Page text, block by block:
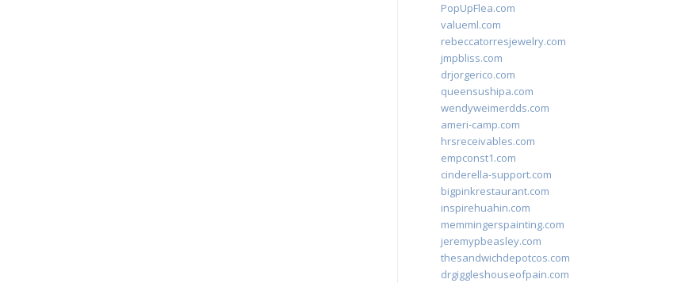
PopUpFlea.com
valueml.com
rebeccatorresjewelry.com
jmpbliss.com
drjorgerico.com
queensushipa.com
wendyweimerdds.com
ameri-camp.com
hrsreceivables.com
empconst1.com
cinderella-support.com
bigpinkrestaurant.com
inspirehuahin.com
memmingerspainting.com
jeremypbeasley.com
thesandwichdepotcos.com
drgiggleshouseofpain.com